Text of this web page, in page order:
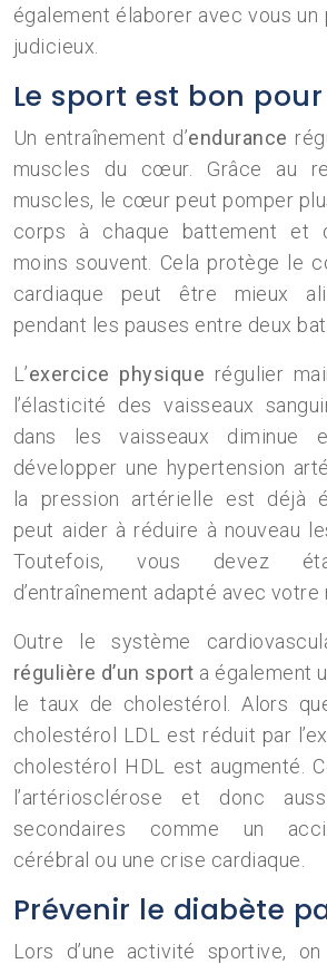
également élaborer avec vous un
judicieux.
Le sport est bon
Un entraînement d’endurance
muscles du cœur. Grâce au
muscles, le cœur peut pomper
corps à chaque battement et
moins souvent. Cela protège le
cardiaque peut être mieux
pendant les pauses entre deux
L’exercice physique régulier
l’élasticité des vaisseaux
dans les vaisseaux
développer une hypertension
la pression artérielle est déjà
peut aider à réduire à nouveau
Toutefois, vous devez
d’entraînement adapté avec votre
Outre le système
régulière d’un sport a également
le taux de cholestérol. Alors
cholestérol LDL est réduit par
cholestérol HDL est augmenté.
l’artériosclérose et donc
secondaires comme un
cérébral ou une crise cardiaque.
Prévenir le diabète
Lors d’une activité sportive,